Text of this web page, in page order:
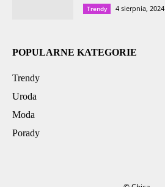
Trendy 4 sierpnia, 2024
POPULARNE KATEGORIE
Trendy
Uroda
Moda
Porady